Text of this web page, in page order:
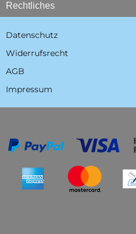
Rechtliches
Datenschutz
Widerrufsrecht
AGB
Impressum